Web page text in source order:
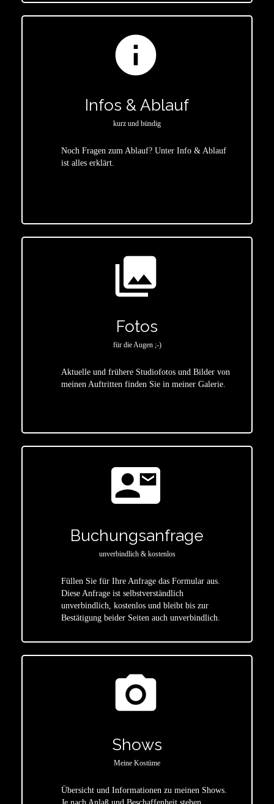
info
Infos & Ablauf
kurz und bündig
Noch Fragen zum Ablauf? Unter Info & Ablauf
ist alles erklärt.
photo_library
Fotos
für die Augen ;-)
Aktuelle und frühere Studiofotos und Bilder von
meinen Auftritten finden Sie in meiner Galerie.
contact_mail
Buchungsanfrage
unverbindlich & kostenlos
Füllen Sie für Ihre Anfrage das Formular aus.
Diese Anfrage ist selbstverständlich
unverbindlich, kostenlos und bleibt bis zur
Bestätigung beider Seiten auch unverbindlich.
photo_camera
Shows
Meine Kostüme
Übersicht und Informationen zu meinen Shows.